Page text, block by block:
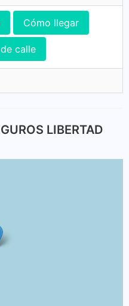
Cómo llegar
calle
LIBERTAD